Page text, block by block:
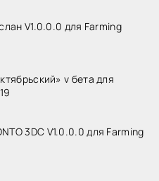
V1.0.0.0 для Farming
v бета для
3DC V1.0.0.0 для Farming